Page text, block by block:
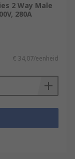
2 Way Male
280A
€ 34,07/eenheid